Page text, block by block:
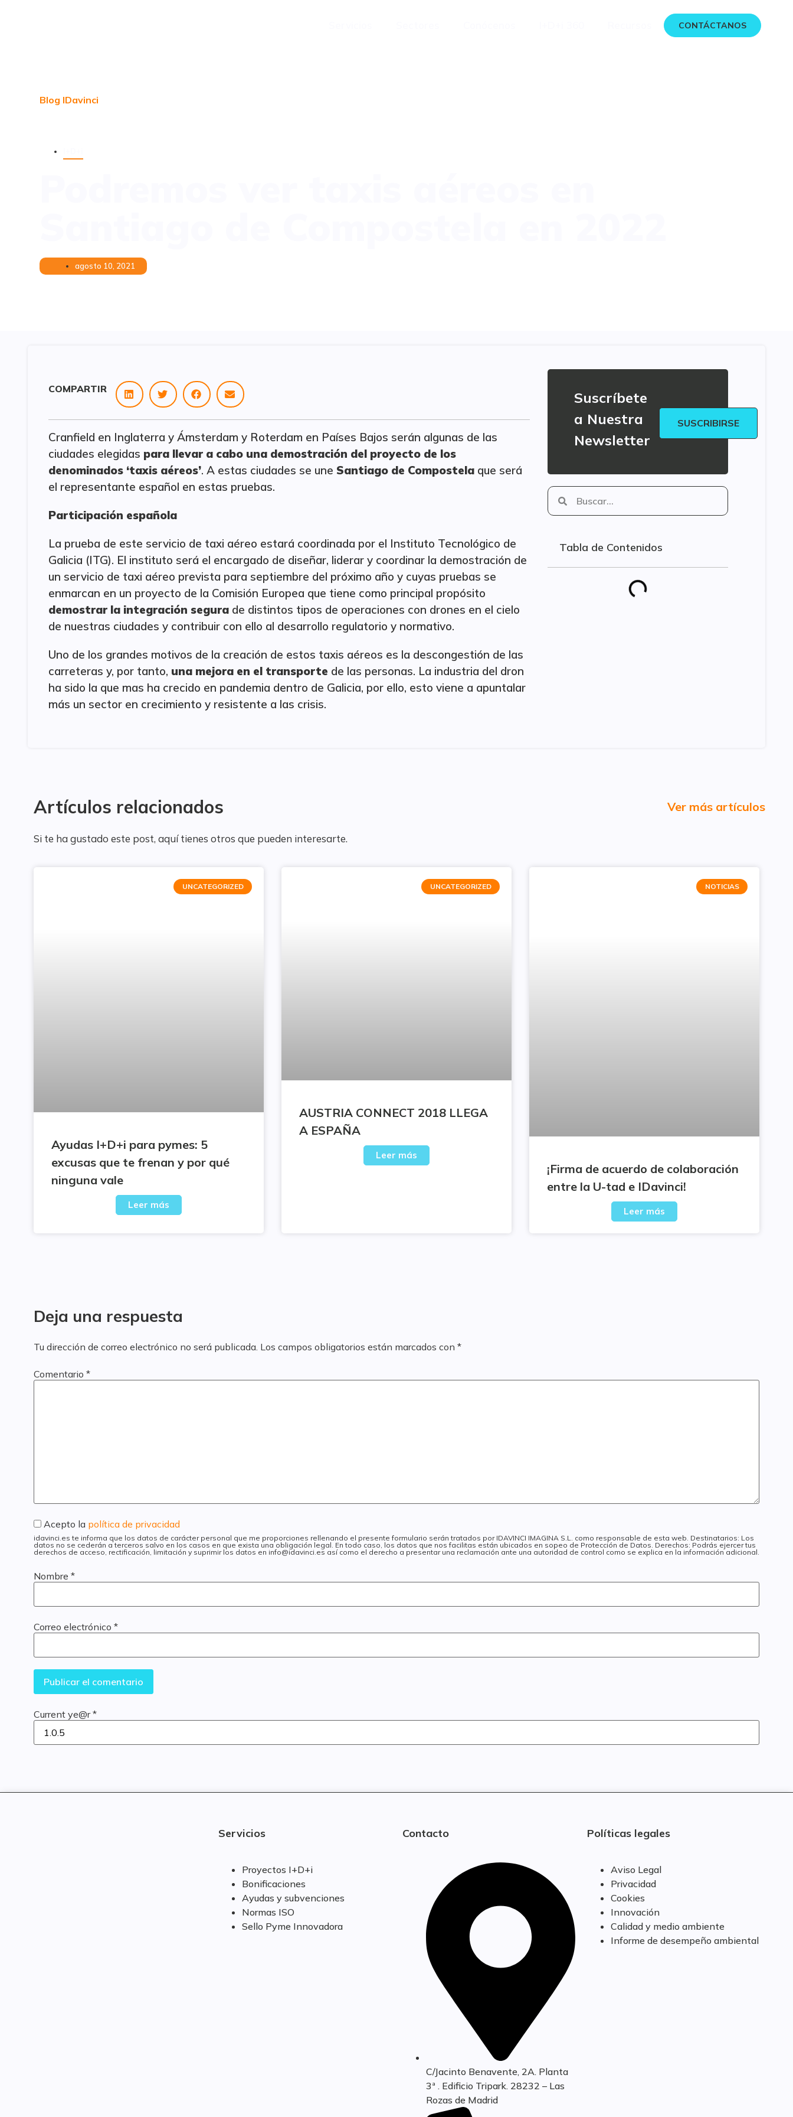
CONTÁCTANOS
Blog IDavinci
agosto 10, 2021
COMPARTIR
Cranfield en Inglaterra y Ámsterdam y Roterdam en Países Bajos serán algunas de las
ciudades elegidas para llevar a cabo una demostración del proyecto de los
denominados ‘taxis aéreos’. A estas ciudades se une Santiago de Compostela que será
el representante español en estas pruebas.
Participación española
La prueba de este servicio de taxi aéreo estará coordinada por el Instituto Tecnológico de
Galicia (ITG). El instituto será el encargado de diseñar, liderar y coordinar la demostración de
un servicio de taxi aéreo prevista para septiembre del próximo año y cuyas pruebas se
enmarcan en un proyecto de la Comisión Europea que tiene como principal propósito
demostrar la integración segura de distintos tipos de operaciones con drones en el cielo
de nuestras ciudades y contribuir con ello al desarrollo regulatorio y normativo.
Uno de los grandes motivos de la creación de estos taxis aéreos es la descongestión de las
carreteras y, por tanto, una mejora en el transporte de las personas. La industria del dron
ha sido la que mas ha crecido en pandemia dentro de Galicia, por ello, esto viene a apuntalar
más un sector en crecimiento y resistente a las crisis.
Suscríbete
a Nuestra
Newsletter
SUSCRIBIRSE
Tabla de Contenidos
Artículos relacionados Ver más artículos
Si te ha gustado este post, aquí tienes otros que pueden interesarte.
UNCATEGORIZED
Ayudas I+D+i para pymes: 5
excusas que te frenan y por qué
ninguna vale
Leer más
UNCATEGORIZED
AUSTRIA CONNECT 2018 LLEGA
A ESPAÑA
Leer más
NOTICIAS
¡Firma de acuerdo de colaboración
entre la U-tad e IDavinci!
Leer más
Deja una respuesta
Tu dirección de correo electrónico no será publicada. Los campos obligatorios están marcados con *
Comentario *
Acepto la política de privacidad
idavinci.es te informa que los datos de carácter personal que me proporciones rellenando el presente formulario serán tratados por IDAVINCI IMAGINA S.L. como responsable de esta web. Destinatarios: Los
datos no se cederán a terceros salvo en los casos en que exista una obligación legal. En todo caso, los datos que nos facilitas están ubicados en sopeo de Protección de Datos. Derechos: Podrás ejercer tus
derechos de acceso, rectificación, limitación y suprimir los datos en info@idavinci.es así como el derecho a presentar una reclamación ante una autoridad de control como se explica en la información adicional.
Nombre *
Correo electrónico *
Current ye@r*
Servicios
Proyectos I+D+i
Bonificaciones
Ayudas y subvenciones
Normas ISO
Sello Pyme Innovadora
Contacto
C/Jacinto Benavente, 2A. Planta
3ª . Edificio Tripark. 28232 – Las
Rozas de Madrid
Políticas legales
Aviso Legal
Privacidad
Cookies
Innovación
Calidad y medio ambiente
Informe de desempeño ambiental